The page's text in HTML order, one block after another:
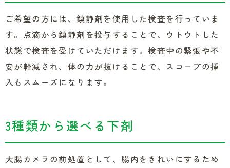
ご希望の方には、鎮静剤を使用した検査を行っていま
す。点滴から鎮静剤を投与することで、ウトウトした
状態で検査を受けていただけます。検査中の緊張や不
安が軽減され、体の力が抜けることで、スコープの挿
入もスムーズになります。
3種類から選べる下剤
大腸カメラの前処置として、腸内をきれいにするため